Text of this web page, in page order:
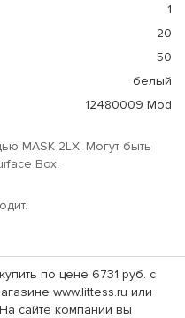
1
20
50
белый
12480009 Mod
MASK 2LX. Могут быть
Box.
по цене 6731 руб. с
www.littess.ru или
сайте компании вы